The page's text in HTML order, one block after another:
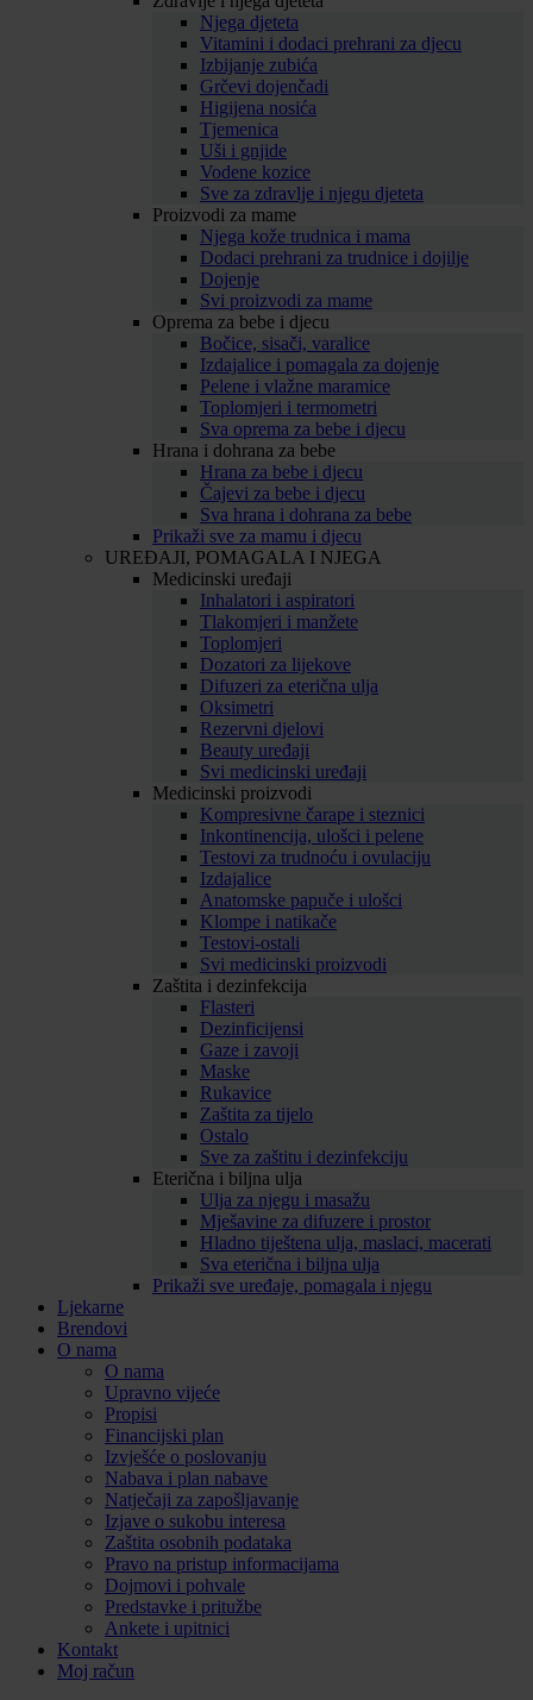
Njega djeteta
Vitamini i dodaci prehrani za djecu
Izbijanje zubića
Grčevi dojenčadi
Higijena nosića
Tjemenica
Uši i gnjide
Vodene kozice
Sve za zdravlje i njegu djeteta
Proizvodi za mame
Njega kože trudnica i mama
Dodaci prehrani za trudnice i dojilje
Dojenje
Svi proizvodi za mame
Oprema za bebe i djecu
Bočice, sisači, varalice
Izdajalice i pomagala za dojenje
Pelene i vlažne maramice
Toplomjeri i termometri
Sva oprema za bebe i djecu
Hrana i dohrana za bebe
Hrana za bebe i djecu
Čajevi za bebe i djecu
Sva hrana i dohrana za bebe
Prikaži sve za mamu i djecu
UREĐAJI, POMAGALA I NJEGA
Medicinski uređaji
Inhalatori i aspiratori
Tlakomjeri i manžete
Toplomjeri
Dozatori za lijekove
Difuzeri za eterična ulja
Oksimetri
Rezervni djelovi
Beauty uređaji
Svi medicinski uređaji
Medicinski proizvodi
Kompresivne čarape i steznici
Inkontinencija, ulošci i pelene
Testovi za trudnoću i ovulaciju
Izdajalice
Anatomske papuče i ulošci
Klompe i natikače
Testovi-ostali
Svi medicinski proizvodi
Zaštita i dezinfekcija
Flasteri
Dezinficijensi
Gaze i zavoji
Maske
Rukavice
Zaštita za tijelo
Ostalo
Sve za zaštitu i dezinfekciju
Eterična i biljna ulja
Ulja za njegu i masažu
Mješavine za difuzere i prostor
Hladno tiještena ulja, maslaci, macerati
Sva eterična i biljna ulja
Prikaži sve uređaje, pomagala i njegu
Ljekarne
Brendovi
O nama
O nama
Upravno vijeće
Propisi
Financijski plan
Izvješće o poslovanju
Nabava i plan nabave
Natječaji za zapošljavanje
Izjave o sukobu interesa
Zaštita osobnih podataka
Pravo na pristup informacijama
Dojmovi i pohvale
Predstavke i pritužbe
Ankete i upitnici
Kontakt
Moj račun